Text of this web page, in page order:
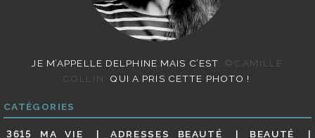
JE M’APPELLE DELPHINE MAIS C’EST
©CAMILLE
COLLIN
QUI A PRIS CETTE PHOTO !
CATÉGORIES
3615 MA VIE ADRESSES BEAUTÉ BEAUTÉ